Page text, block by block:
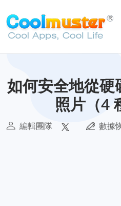
如何安全地從硬
照片（4
編輯團隊 數據